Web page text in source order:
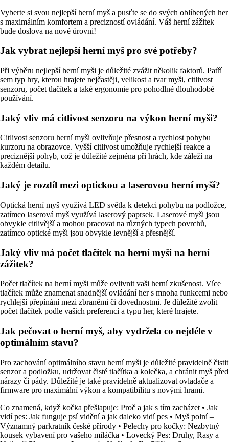
Vyberte si svou nejlepší herní myš a pusťte se do svých oblíbených her
s maximálním komfortem a precizností ovládání. Váš herní zážitek
bude doslova na nové úrovni!
Jak vybrat nejlepší herní myš pro své potřeby?
Při výběru nejlepší herní myši je důležité zvážit několik faktorů. Patří
sem typ hry, kterou hrajete nejčastěji, velikost a tvar myši, citlivost
senzoru, počet tlačítek a také ergonomie pro pohodlné dlouhodobé
používání.
Jaký vliv má citlivost senzoru na výkon herní myši?
Citlivost senzoru herní myši ovlivňuje přesnost a rychlost pohybu
kurzoru na obrazovce. Vyšší citlivost umožňuje rychlejší reakce a
preciznější pohyb, což je důležité zejména při hrách, kde záleží na
každém detailu.
Jaký je rozdíl mezi optickou a laserovou herní myší?
Optická herní myš využívá LED světla k detekci pohybu na podložce,
zatímco laserová myš využívá laserový paprsek. Laserové myši jsou
obvykle citlivější a mohou pracovat na různých typech povrchů,
zatímco optické myši jsou obvykle levnější a přesnější.
Jaký vliv má počet tlačítek na herní myši na herní
zážitek?
Počet tlačítek na herní myši může ovlivnit vaši herní zkušenost. Více
tlačítek může znamenat snadnější ovládání her s mnoha funkcemi nebo
rychlejší přepínání mezi zbraněmi či dovednostmi. Je důležité zvolit
počet tlačítek podle vašich preferencí a typu her, které hrajete.
Jak pečovat o herní myš, aby vydržela co nejdéle v
optimálním stavu?
Pro zachování optimálního stavu herní myši je důležité pravidelně čistit
senzor a podložku, udržovat čisté tlačítka a kolečka, a chránit myš před
nárazy či pády. Důležité je také pravidelně aktualizovat ovladače a
firmware pro maximální výkon a kompatibilitu s novými hrami.
Co znamená, když kočka přešlapuje: Proč a jak s tím zacházet • Jak
vidí pes: Jak funguje psí vidění a jak daleko vidí pes • Myš polní –
Významný parkratník české přírody • Pelechy pro kočky: Nezbytný
kousek vybavení pro vašeho miláčka • Lovecký Pes: Druhy, Rasy a